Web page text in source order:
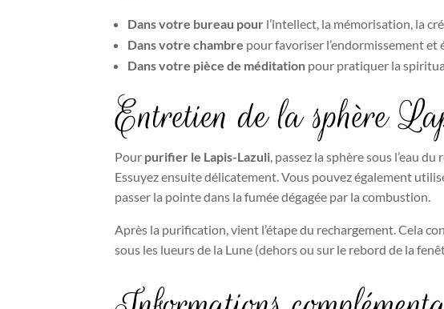
Dans votre bureau pour l’intellect, la mémorisation, la
Dans votre chambre pour favoriser l’endormissement et
Dans votre pièce de méditation pour pratiquer la
Entretien de la sphère
Pour purifier le Lapis-Lazuli, passez la sphère sous l’eau
Essuyez ensuite délicatement. Vous pouvez également
passer la pointe dans la fumée dégagée par la combustion.
Après la purification, vient l’étape du rechargement. Cela
sous les lueurs de la Lune (dehors ou sur le rebord de la